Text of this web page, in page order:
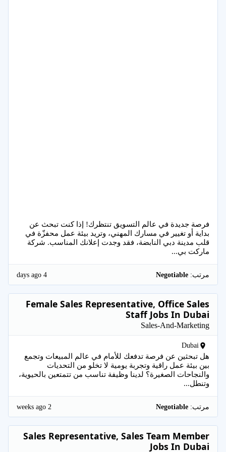
فرصة جديدة في عالم التسويق تنتظرك! إذا كنت تبحث عن
بداية أو تغيير في مسارك المهني، وتريد بيئة عمل محفزّة في
قلب مدينة دبي النابضة، فقد وجدت إعلانك المناسب. شركة
ماركت بي...
مرتب: 4 days ago
Female Sales Representative, Office Sales
Staff Jobs In Dubai
Sales-And-Marketing
Dubai
هل تبحثين عن فرصة تدفعك للأمام في عالم المبيعات وتجمع
بين بيئة عمل راقية وتجربة يومية لا تخلو من التحديات
والنجاحات الصغيرة؟ لدينا وظيفة تناسب من تتمتعين بالحيوية،
وتنطل...
مرتب: 2 weeks ago
Sales Representative, Sales Team Member
Jobs In Dubai